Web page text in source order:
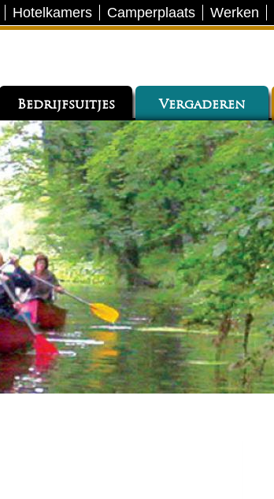
Hotelkamers Camperplaats Werken
Bedrijfsuitjes Vergaderen